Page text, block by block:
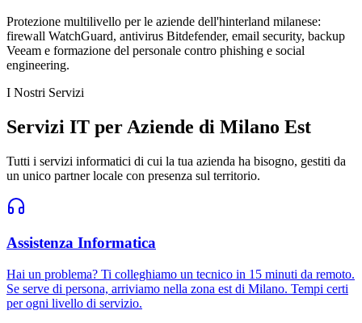
Protezione multilivello per le aziende dell'hinterland milanese:
firewall WatchGuard, antivirus Bitdefender, email security, backup
Veeam e formazione del personale contro phishing e social
engineering.
I Nostri Servizi
Servizi IT per Aziende di Milano Est
Tutti i servizi informatici di cui la tua azienda ha bisogno, gestiti da
un unico partner locale con presenza sul territorio.
Assistenza Informatica
Hai un problema? Ti colleghiamo un tecnico in 15 minuti da remoto.
Se serve di persona, arriviamo nella zona est di Milano. Tempi certi
per ogni livello di servizio.